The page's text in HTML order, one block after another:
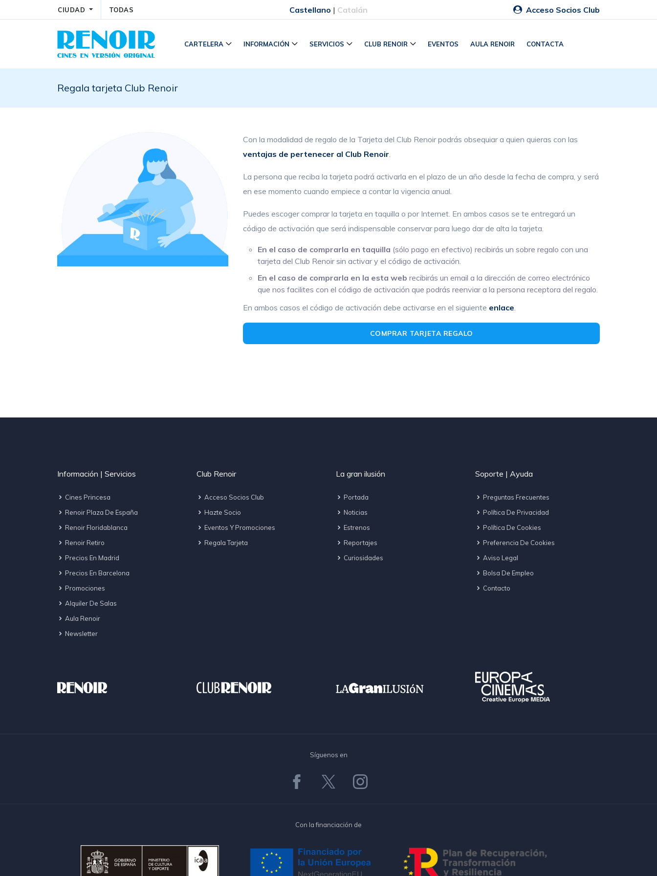
CIUDAD TODAS Castellano | Catalán Acceso Socios Club
CARTELERA INFORMACIÓN SERVICIOS CLUB RENOIR EVENTOS AULA RENOIR CONTACTA
Regala tarjeta Club Renoir
Con la modalidad de regalo de la Tarjeta del Club Renoir podrás obsequiar a quien quieras con las
ventajas de pertenecer al Club Renoir.
La persona que reciba la tarjeta podrá activarla en el plazo de un año desde la fecha de compra, y será
en ese momento cuando empiece a contar la vigencia anual.
Puedes escoger comprar la tarjeta en taquilla o por Internet. En ambos casos se te entregará un
código de activación que será indispensable conservar para luego dar de alta la tarjeta.
En el caso de comprarla en taquilla (sólo pago en efectivo) recibirás un sobre regalo con una
tarjeta del Club Renoir sin activar y el código de activación.
En el caso de comprarla en la esta web recibirás un email a la dirección de correo electrónico
que nos facilites con el código de activación que podrás reenviar a la persona receptora del regalo.
En ambos casos el código de activación debe activarse en el siguiente enlace.
COMPRAR TARJETA REGALO
Información | Servicios
Cines Princesa
Renoir Plaza De España
Renoir Floridablanca
Renoir Retiro
Precios En Madrid
Precios En Barcelona
Promociones
Alquiler De Salas
Aula Renoir
Newsletter
Club Renoir
Acceso Socios Club
Hazte Socio
Eventos Y Promociones
Regala Tarjeta
La gran ilusión
Portada
Noticias
Estrenos
Reportajes
Curiosidades
Soporte | Ayuda
Preguntas Frecuentes
Política De Privacidad
Política De Cookies
Preferencia De Cookies
Aviso Legal
Bolsa De Empleo
Contacto
Síguenos en
Con la financiación de